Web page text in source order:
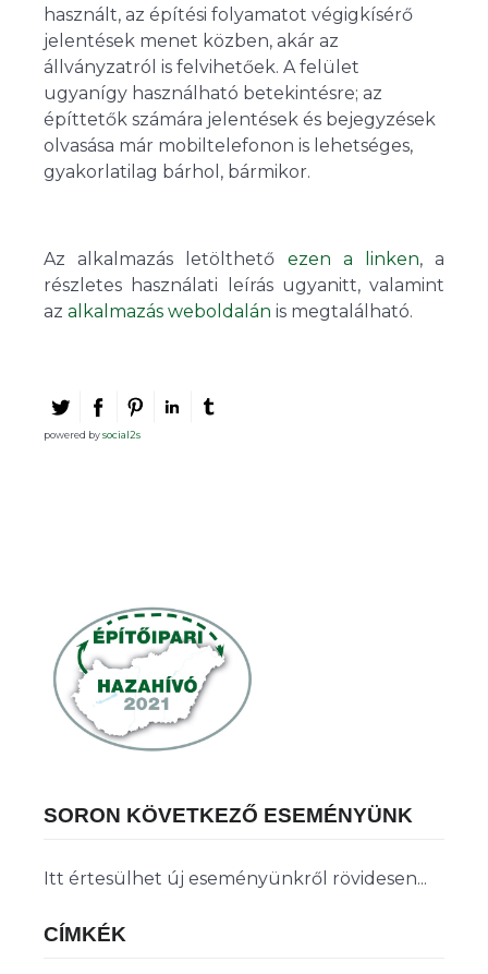
használt, az építési folyamatot végigkísérő
jelentések menet közben, akár az
állványzatról is felvihetőek. A felület
ugyanígy használható betekintésre; az
építtetők számára jelentések és bejegyzések
olvasása már mobiltelefonon is lehetséges,
gyakorlatilag bárhol, bármikor.
Az alkalmazás letölthető ezen a linken, a
részletes használati leírás ugyanitt, valamint
az alkalmazás weboldalán is megtalálható.
powered bysocial2s
SORON KÖVETKEZŐ ESEMÉNYÜNK
Itt értesülhet új eseményünkről rövidesen...
CÍMKÉK